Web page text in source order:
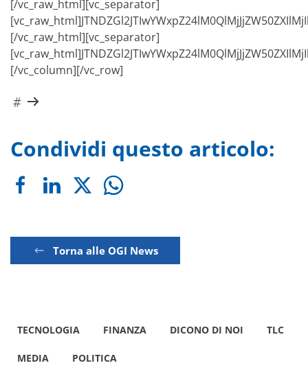
[/vc_raw_html][vc_separator]
[/vc_raw_html][vc_separator]
[/vc_column][/vc_row]
Condividi questo articolo:
Torna alle OGI News
TECNOLOGIA FINANZA DICONO DI NOI TLC
MEDIA POLITICA